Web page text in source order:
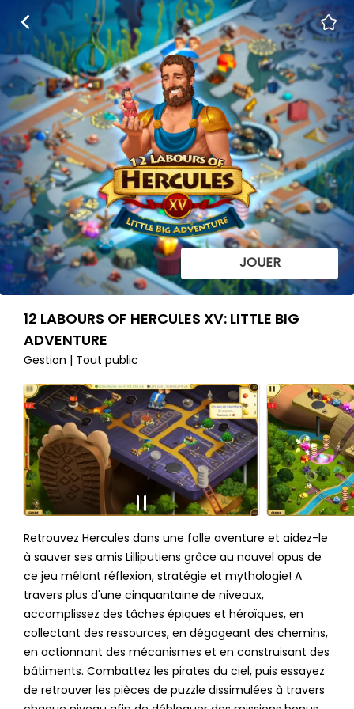
JOUER
12 LABOURS OF HERCULES XV: LITTLE BIG
ADVENTURE
Gestion | Tout public
Retrouvez Hercules dans une folle aventure et aidez-le
à sauver ses amis Lilliputiens grâce au nouvel opus de
ce jeu mêlant réflexion, stratégie et mythologie! A
travers plus d'une cinquantaine de niveaux,
accomplissez des tâches épiques et héroïques, en
collectant des ressources, en dégageant des chemins,
en actionnant des mécanismes et en construisant des
bâtiments. Combattez les pirates du ciel, puis essayez
de retrouver les pièces de puzzle dissimulées à travers